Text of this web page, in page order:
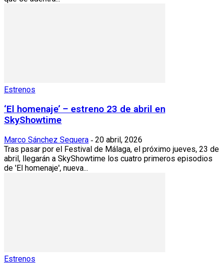
Estrenos
‘El homenaje’ – estreno 23 de abril en
SkyShowtime
Marco Sánchez Sequera - 20 abril, 2026
Tras pasar por el Festival de Málaga, el próximo jueves, 23 de
abril, llegarán a SkyShowtime los cuatro primeros episodios
de 'El homenaje', nueva...
Estrenos